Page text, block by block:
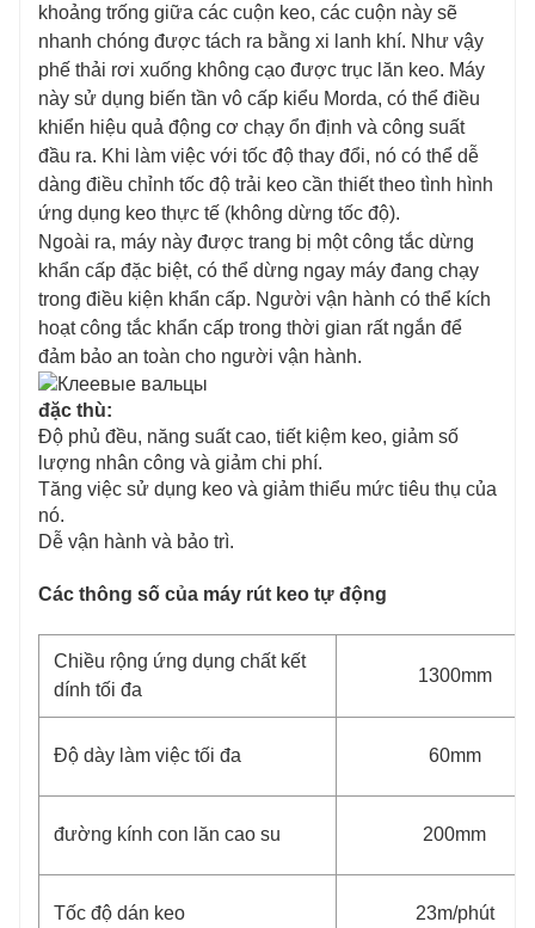
khoảng trống giữa các cuộn keo, các cuộn này sẽ
nhanh chóng được tách ra bằng xi lanh khí. Như vậy
phế thải rơi xuống không cạo được trục lăn keo. Máy
này sử dụng biến tần vô cấp kiểu Morda, có thể điều
khiển hiệu quả động cơ chạy ổn định và công suất
đầu ra. Khi làm việc với tốc độ thay đổi, nó có thể dễ
dàng điều chỉnh tốc độ trải keo cần thiết theo tình hình
ứng dụng keo thực tế (không dừng tốc độ).
Ngoài ra, máy này được trang bị một công tắc dừng
khẩn cấp đặc biệt, có thể dừng ngay máy đang chạy
trong điều kiện khẩn cấp. Người vận hành có thể kích
hoạt công tắc khẩn cấp trong thời gian rất ngắn để
đảm bảo an toàn cho người vận hành.
đặc thù:
Độ phủ đều, năng suất cao, tiết kiệm keo, giảm số
lượng nhân công và giảm chi phí.
Tăng việc sử dụng keo và giảm thiểu mức tiêu thụ của
nó.
Dễ vận hành và bảo trì.
Các thông số của máy rút keo tự động
Chiều rộng ứng dụng chất kết
dính tối đa
1300mm
Độ dày làm việc tối đa 60mm
đường kính con lăn cao su 200mm
Tốc độ dán keo 23m/phút